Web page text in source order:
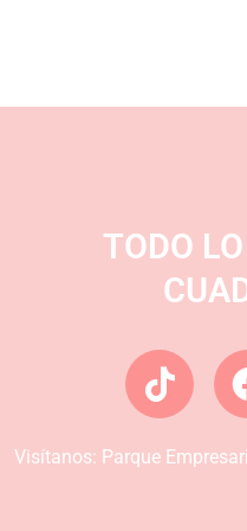
TODO
T
i
t
Visítanos: Parque